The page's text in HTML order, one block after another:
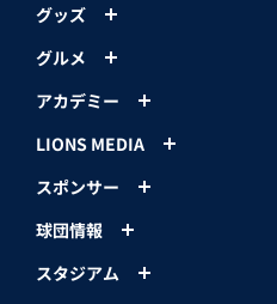
グッズ
グルメ
アカデミー
LIONS MEDIA
スポンサー
球団情報
スタジアム